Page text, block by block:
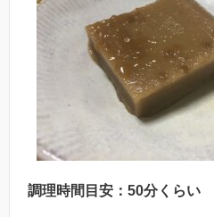
調理時間目安：50分くらい